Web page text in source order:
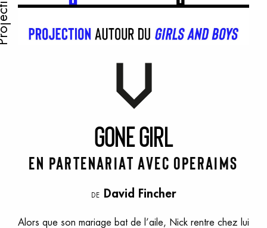
GoneGirl
En partenariat avec Operaims
DE David Fincher
Alors que son mariage bat de l’aile, Nick rentre chez lui